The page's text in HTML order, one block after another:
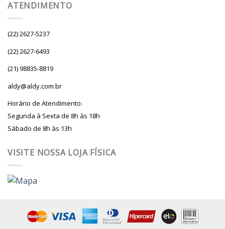
ATENDIMENTO
(22) 2627-5237
(22) 2627-6493
(21) 98835-8819
aldy@aldy.com.br
Horário de Atendimento:
Segunda à Sexta de 8h às 18h
Sábado de 8h às 13h
VISITE NOSSA LOJA FÍSICA